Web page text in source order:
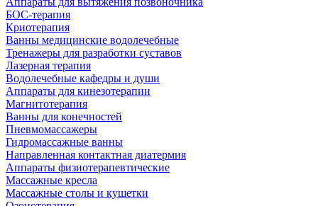
БОС-терапия
Криотерапия
Ванны медицинские водолечебные
Тренажеры для разработки суставов
Лазерная терапия
Водолечебные кафедры и души
Аппараты для кинезотерапии
Магнитотерапия
Ванны для конечностей
Пневмомассажеры
Гидромассажные ванны
Направленная контактная диатермия
Аппараты физиотерапевтические
Массажные кресла
Массажные столы и кушетки